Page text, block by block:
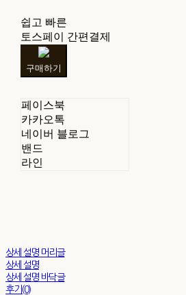
쉽고 빠른
토스페이 간편결제
구매하기
페이스북
카카오톡
네이버 블로그
밴드
라인
상세 설명 머리글
상세 설명
상세 설명 바닥글
후기(0)